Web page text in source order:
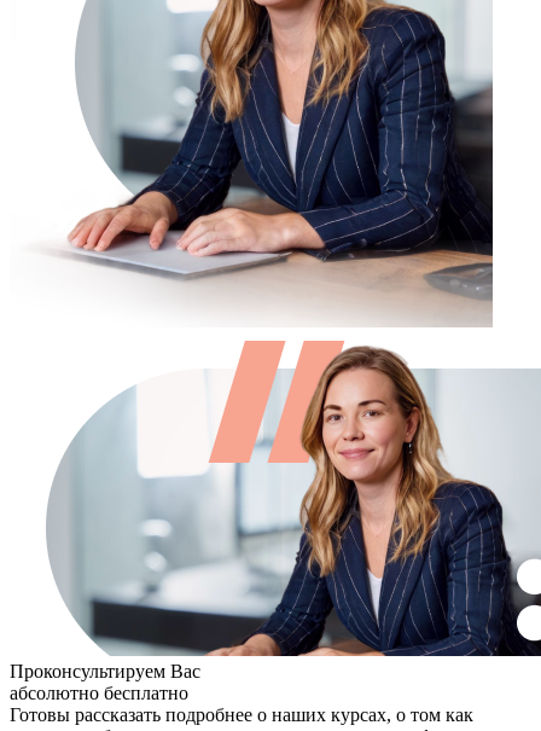
Проконсультируем Вас
абсолютно бесплатно
Готовы рассказать подробнее о наших курсах, о том как